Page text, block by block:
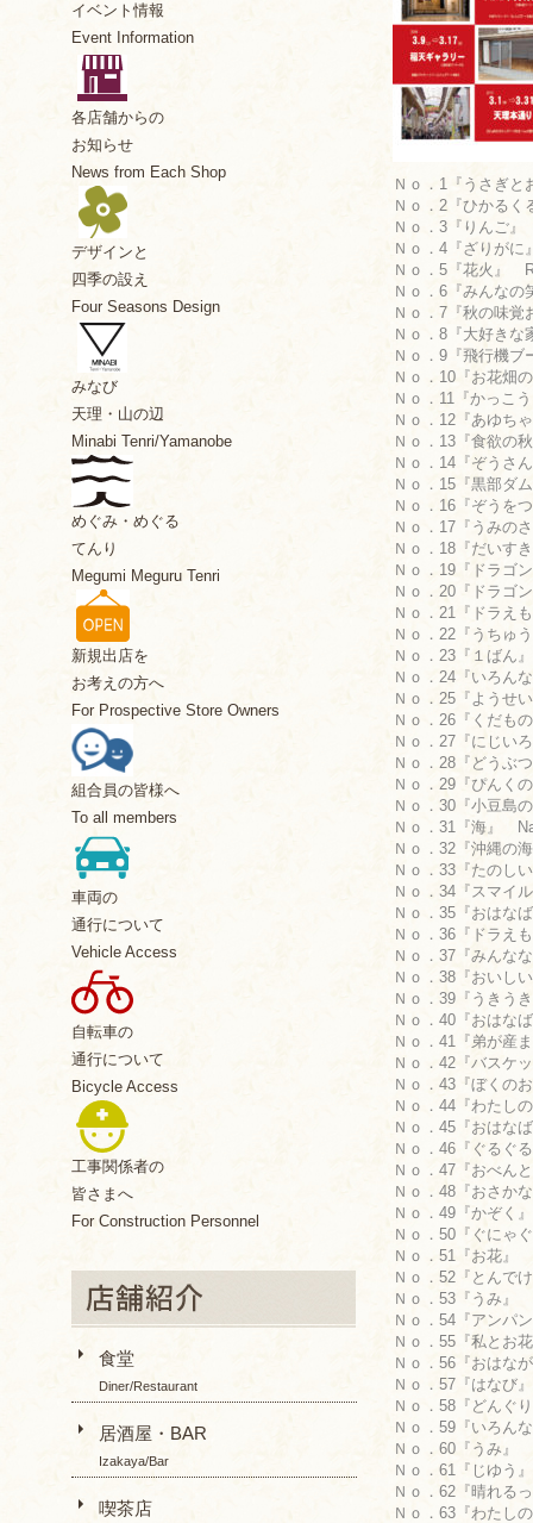
Ｎｏ．1『うさぎ
Ｎｏ．2『ひかる
Ｎｏ．3『りんご
Ｎｏ．4『ざりが
Ｎｏ．5『花火』
Ｎｏ．6『みんな
Ｎｏ．7『秋の味
Ｎｏ．8『大好き
Ｎｏ．9『飛行機
Ｎｏ．10『お花
Ｎｏ．11『かっこ
Ｎｏ．12『あゆち
Ｎｏ．13『食欲
Ｎｏ．14『ぞう
Ｎｏ．15『黒部
Ｎｏ．16『ぞう
Ｎｏ．17『うみ
Ｎｏ．18『だい
Ｎｏ．19『ドラ
Ｎｏ．20『ドラ
Ｎｏ．21『ドラえ
Ｎｏ．22『うち
Ｎｏ．23『１ば
Ｎｏ．24『いろ
Ｎｏ．25『よう
Ｎｏ．26『くだ
Ｎｏ．27『にじ
Ｎｏ．28『どう
Ｎｏ．29『ぴん
Ｎｏ．30『小豆
Ｎｏ．31『海』
Ｎｏ．32『沖縄
Ｎｏ．33『たの
Ｎｏ．34『スマ
Ｎｏ．35『おは
Ｎｏ．36『ドラ
Ｎｏ．37『みん
Ｎｏ．38『おい
Ｎｏ．39『うき
Ｎｏ．40『おは
Ｎｏ．41『弟が
Ｎｏ．42『バス
Ｎｏ．43『ぼく
Ｎｏ．44『わた
Ｎｏ．45『おは
Ｎｏ．46『ぐる
Ｎｏ．47『おべ
Ｎｏ．48『おさ
Ｎｏ．49『かぞ
Ｎｏ．50『ぐに
Ｎｏ．51『お花
Ｎｏ．52『とん
Ｎｏ．53『うみ
Ｎｏ．54『アン
Ｎｏ．55『私と
Ｎｏ．56『おは
Ｎｏ．57『はな
Ｎｏ．58『どん
Ｎｏ．59『いろ
Ｎｏ．60『うみ
Ｎｏ．61『じゆ
Ｎｏ．62『晴れ
Ｎｏ．63『わた
イベント情報
Event Information
各店舗からの
お知らせ
News from Each Shop
デザインと
四季の設え
Four Seasons Design
みなび
天理・山の辺
Minabi Tenri/Yamanobe
めぐみ・めぐる
てんり
Megumi Meguru Tenri
新規出店を
お考えの方へ
For Prospective Store Owners
組合員の皆様へ
To all members
車両の
通行について
Vehicle Access
自転車の
通行について
Bicycle Access
工事関係者の
皆さまへ
For Construction Personnel
食堂
Diner/Restaurant
居酒屋・BAR
Izakaya/Bar
喫茶店